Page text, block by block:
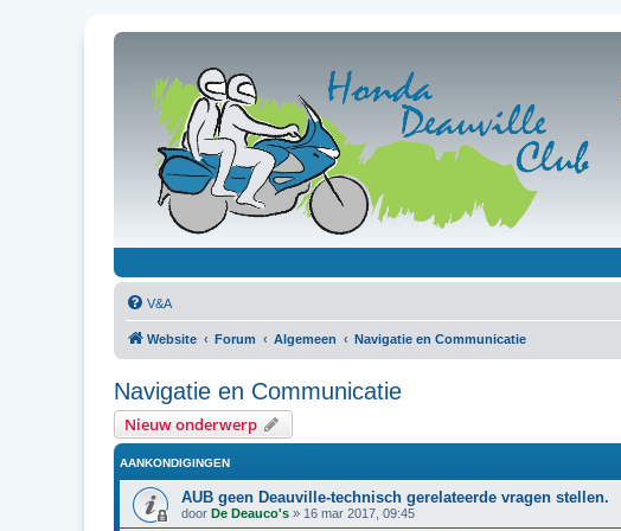
V&A
Website Forum Algemeen Navigatie en Communicatie
Navigatie en Communicatie
Nieuw onderwerp
AANKONDIGINGEN
AUB geen Deauville-technisch gerelateerde vragen stellen.
door De Deauco's » 16 mar 2017, 09:45